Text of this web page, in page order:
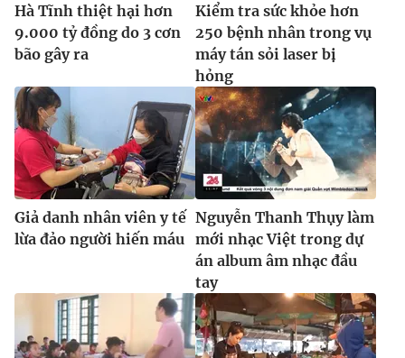
® Cấm sao chép dưới mọi hình thức nếu không có sự chấp
thuận bằng văn bản. Ghi rõ nguồn VTV.vn khi phát hành lại
thông tin từ website này.
Hà Tĩnh thiệt hại hơn
9.000 tỷ đồng do 3 cơn
bão gây ra
Kiểm tra sức khỏe hơn
250 bệnh nhân trong vụ
máy tán sỏi laser bị
hỏng
Giả danh nhân viên y tế
lừa đảo người hiến máu
Nguyễn Thanh Thụy làm
mới nhạc Việt trong dự
án album âm nhạc đầu
tay